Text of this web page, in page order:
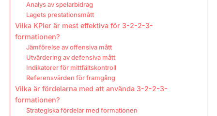
Analys av spelarbidrag
Lagets prestationsmått
Vilka KPIer är mest effektiva för 3-2-2-3-
formationen?
Jämförelse av offensiva mått
Utvärdering av defensiva mått
Indikatorer för mittfältskontroll
Referensvärden för framgång
Vilka är fördelarna med att använda 3-2-2-3-
formationen?
Strategiska fördelar med formationen